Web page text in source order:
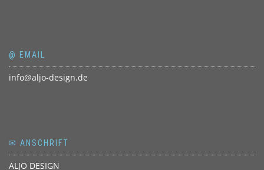
@ EMAIL
info@aljo-design.de
✉ ANSCHRIFT
ALJO DESIGN